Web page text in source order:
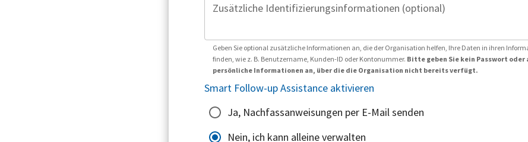
Zusätzliche Identifizierungsinformationen (optional)
Geben Sie optional zusätzliche Informationen an, die der Organisation helfen, Ihre Daten in ihren
finden, wie z. B. Benutzername, Kunden-ID oder Kontonummer. Bitte geben Sie kein Passwort oder
persönliche Informationen an, über die die Organisation nicht bereits verfügt.
Smart Follow-up Assistance aktivieren
Ja, Nachfassanweisungen per E-Mail senden
Nein, ich kann alleine verwalten